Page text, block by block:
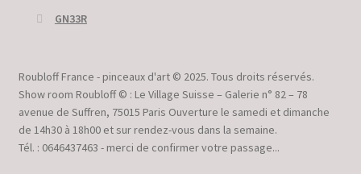
GN33R
Roubloff France - pinceaux d'art © 2025. Tous droits réservés.
Show room Roubloff © : Le Village Suisse – Galerie n° 82 – 78
avenue de Suffren, 75015 Paris Ouverture le samedi et dimanche
de 14h30 à 18h00 et sur rendez-vous dans la semaine.
Tél. : 0646437463 - merci de confirmer votre passage...